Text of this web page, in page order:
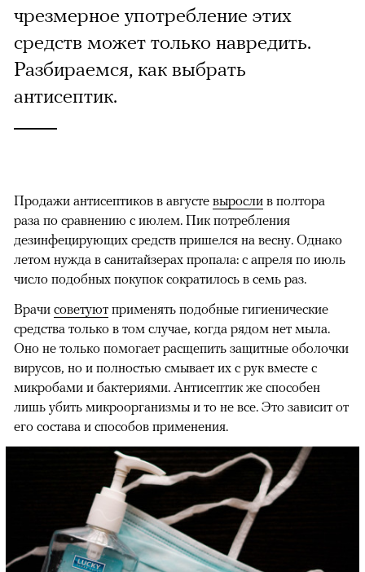
чрезмерное употребление этих
средств может только навредить.
Разбираемся, как выбрать
антисептик.
Продажи антисептиков в августе выросли в полтора
раза по сравнению с июлем. Пик потребления
дезинфецирующих средств пришелся на весну. Однако
летом нужда в санитайзерах пропала: с апреля по июль
число подобных покупок сократилось в семь раз.
Врачи советуют применять подобные гигиенические
средства только в том случае, когда рядом нет мыла.
Оно не только помогает расщепить защитные оболочки
вирусов, но и полностью смывает их с рук вместе с
микробами и бактериями. Антисептик же способен
лишь убить микроорганизмы и то не все. Это зависит от
его состава и способов применения.